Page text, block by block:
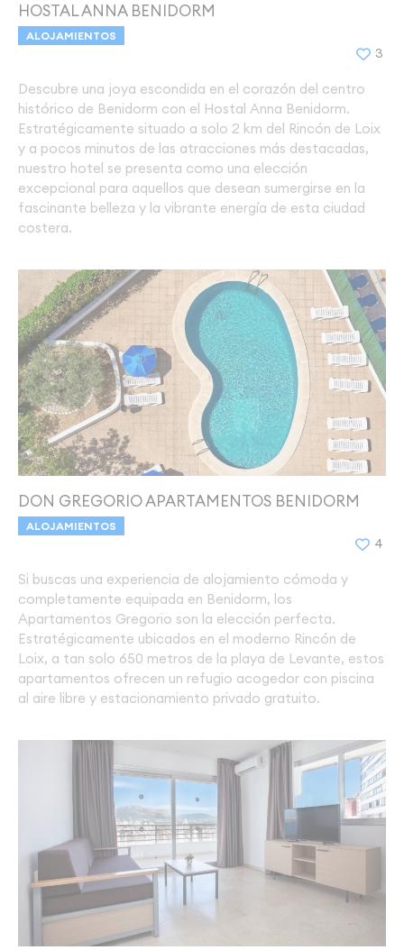
HOSTAL ANNA BENIDORM
ALOJAMIENTOS
3
Descubre una joya escondida en el corazón del centro
histórico de Benidorm con el Hostal Anna Benidorm.
Estratégicamente situado a solo 2 km del Rincón de Loix
y a pocos minutos de las atracciones más destacadas,
nuestro hotel se presenta como una elección
excepcional para aquellos que desean sumergirse en la
fascinante belleza y la vibrante energía de esta ciudad
costera.
DON GREGORIO APARTAMENTOS BENIDORM
ALOJAMIENTOS
4
Si buscas una experiencia de alojamiento cómoda y
completamente equipada en Benidorm, los
Apartamentos Gregorio son la elección perfecta.
Estratégicamente ubicados en el moderno Rincón de
Loix, a tan solo 650 metros de la playa de Levante, estos
apartamentos ofrecen un refugio acogedor con piscina
al aire libre y estacionamiento privado gratuito.